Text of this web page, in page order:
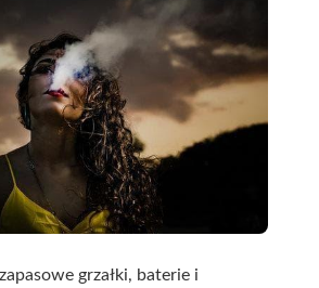
grzałki, baterie i